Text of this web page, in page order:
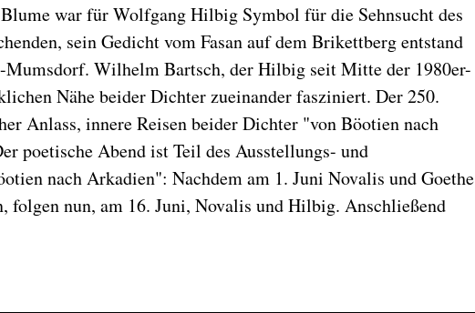
war für Wolfgang Hilbig Symbol für die Sehnsucht des
sein Gedicht vom Fasan auf dem Brikettberg entstand
Mumsdorf. Wilhelm Bartsch, der Hilbig seit Mitte der 1980er-
Nähe beider Dichter zueinander fasziniert. Der 250.
Anlass, innere Reisen beider Dichter "von Böotien nach
poetische Abend ist Teil des Ausstellungs- und
nach Arkadien": Nachdem am 1. Juni Novalis und Goethe
folgen nun, am 16. Juni, Novalis und Hilbig. Anschließend